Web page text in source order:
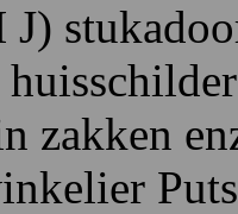
J)
zakken
P